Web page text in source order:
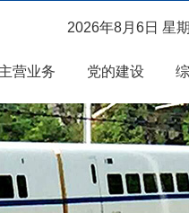
2026年8月6日 星
主营业务 党的建设